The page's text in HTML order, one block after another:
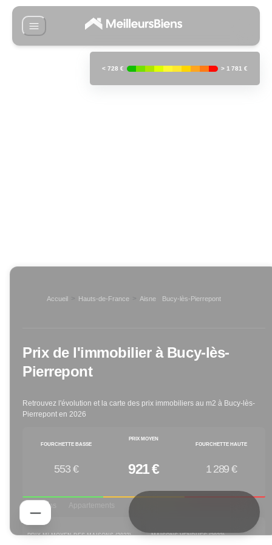
Accueil > Hauts-de-France > Aisne Bucy-lès-Pierrepont
Prix de l'immobilier à Bucy-lès-
Pierrepont
Retrouvez l'évolution et la carte des prix immobiliers au m2 à Bucy-lès-
Pierrepont en 2026
FOURCHETTE BASSE
553 €
PRIX MOYEN
921 €
FOURCHETTE HAUTE
1 289 €
Maisons Appartements
PRIX M² MOYEN DES MAISONS (2023) MAISONS VENDUES (2023)
< 728 € > 1 781 €